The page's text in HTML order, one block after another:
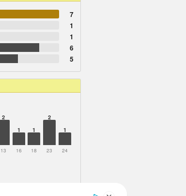
7
1
1
6
5
2
1
1
2
1
13 16 18 23 24